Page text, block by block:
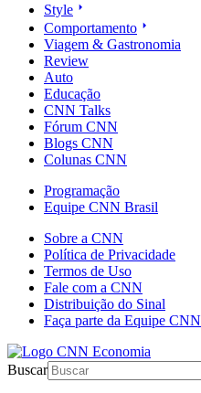
Style
Comportamento
Viagem & Gastronomia
Review
Auto
Educação
CNN Talks
Fórum CNN
Blogs CNN
Colunas CNN
Programação
Equipe CNN Brasil
Sobre a CNN
Política de Privacidade
Termos de Uso
Fale com a CNN
Distribuição do Sinal
Faça parte da Equipe CNN
Buscar